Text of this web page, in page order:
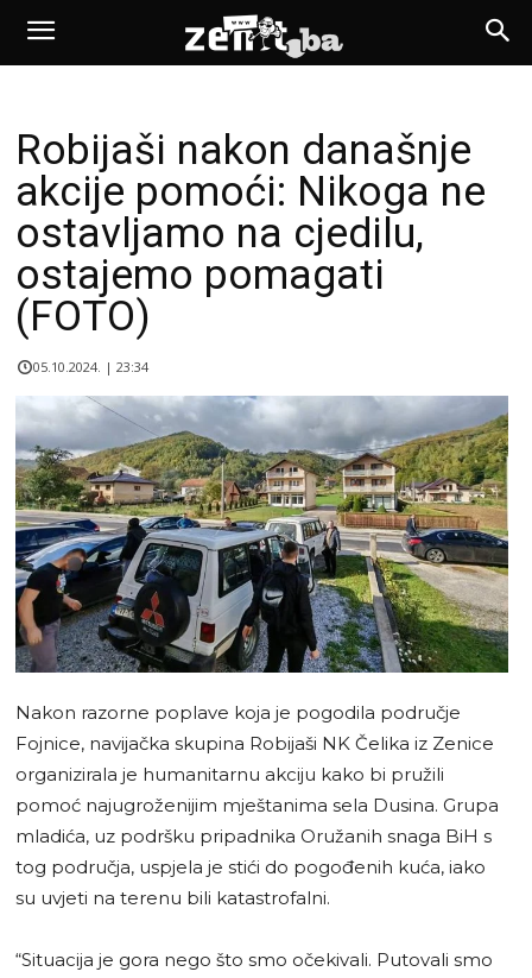
Robijaši nakon današnje
akcije pomoći: Nikoga ne
ostavljamo na cjedilu,
ostajemo pomagati
(FOTO)
05.10.2024. | 23:34
Nakon razorne poplave koja je pogodila područje
Fojnice, navijačka skupina Robijaši NK Čelika iz Zenice
organizirala je humanitarnu akciju kako bi pružili
pomoć najugroženijim mještanima sela Dusina. Grupa
mladića, uz podršku pripadnika Oružanih snaga BiH s
tog područja, uspjela je stići do pogođenih kuća, iako
su uvjeti na terenu bili katastrofalni.
“Situacija je gora nego što smo očekivali. Putovali smo